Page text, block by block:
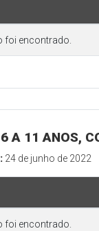
foi encontrado.
A 11 ANOS,
24 de junho de 2022
foi encontrado.